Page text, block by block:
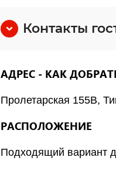
Контакты
АДРЕС - КАК
Пролетарская 155B,
РАСПОЛОЖЕНИЕ
Подходящий вариант